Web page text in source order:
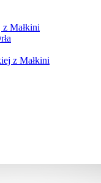
Małkini
z Małkini